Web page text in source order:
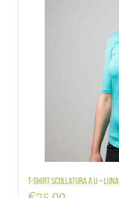
T-Shirt scollatura a U – Luna